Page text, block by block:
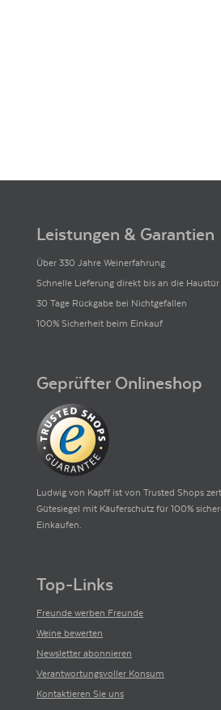
Leistungen & Garantien
Über 330 Jahre Weinerfahrung
Schnelle Lieferung direkt bis an die Haustür
30 Tage Rückgabe bei Nichtgefallen
100% Sicherheit beim Einkauf
Geprüfter Onlineshop
Ludwig von Kapff ist von Trusted Shops
Gütesiegel mit Käuferschutz für 100%
Einkaufen.
Top-Links
Freunde werben Freunde
Weine bewerten
Newsletter abonnieren
Verantwortungsvoller Konsum
Kontaktieren Sie uns